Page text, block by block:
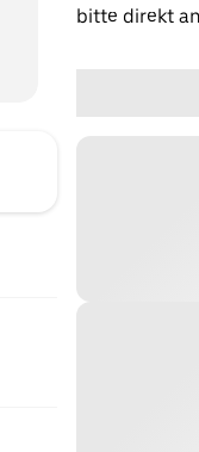
bitte direkt